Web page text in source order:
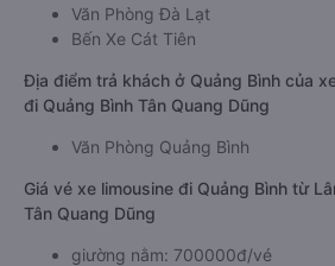
Văn Phòng Đà Lạt
Bến Xe Cát Tiên
Địa điểm trả khách ở Quảng Bình của
đi Quảng Bình Tân Quang Dũng
Văn Phòng Quảng Bình
Giá vé xe limousine đi Quảng Bình từ
Tân Quang Dũng
giường nằm: 700000đ/vé